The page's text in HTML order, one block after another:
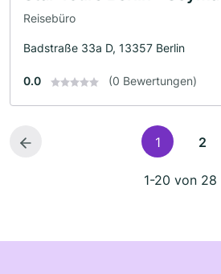
Reisebüro
Badstraße 33a D, 13357 Berlin
0.0 (0 Bewertungen)
1 2
1-20 von 28